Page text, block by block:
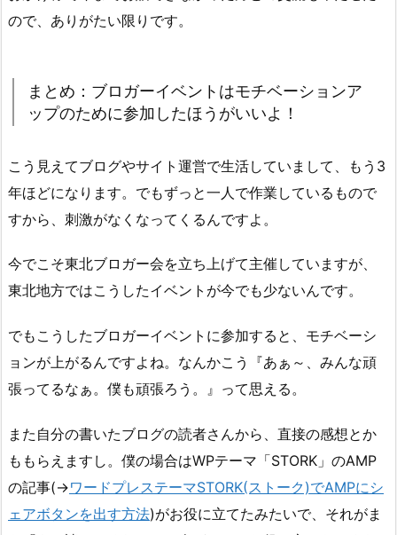
ので、ありがたい限りです。
まとめ：ブロガーイベントはモチベーションア
ップのために参加したほうがいいよ！
こう見えてブログやサイト運営で生活していまして、もう3
年ほどになります。でもずっと一人で作業しているもので
すから、刺激がなくなってくるんですよ。
今でこそ東北ブロガー会を立ち上げて主催していますが、
東北地方ではこうしたイベントが今でも少ないんです。
でもこうしたブロガーイベントに参加すると、モチベーシ
ョンが上がるんですよね。なんかこう『あぁ～、みんな頑
張ってるなぁ。僕も頑張ろう。』って思える。
また自分の書いたブログの読者さんから、直接の感想とか
ももらえますし。僕の場合はWPテーマ「STORK」のAMP
の記事(→ワードプレステーマSTORK(ストーク)でAMPにシ
ェアボタンを出す方法)がお役に立てたみたいで、それがま